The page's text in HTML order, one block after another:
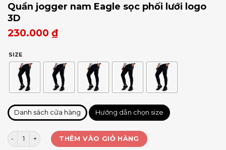
Quần jogger nam Eagle sọc phối lưới logo
3D
230.000 ₫
SIZE
Danh sách cửa hàng Hướng dẫn chọn size
Quần jogger nam Eagle sọc phối lưới logo 3D số lượng
THÊM VÀO GIỎ HÀNG